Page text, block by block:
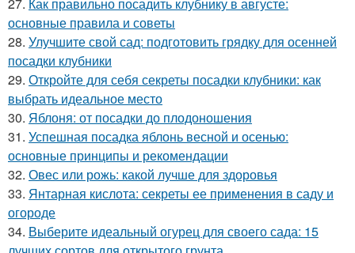
27. Как правильно посадить клубнику в августе:
основные правила и советы
28. Улучшите свой сад: подготовить грядку для осенней
посадки клубники
29. Откройте для себя секреты посадки клубники: как
выбрать идеальное место
30. Яблоня: от посадки до плодоношения
31. Успешная посадка яблонь весной и осенью:
основные принципы и рекомендации
32. Овес или рожь: какой лучше для здоровья
33. Янтарная кислота: секреты ее применения в саду и
огороде
34. Выберите идеальный огурец для своего сада: 15